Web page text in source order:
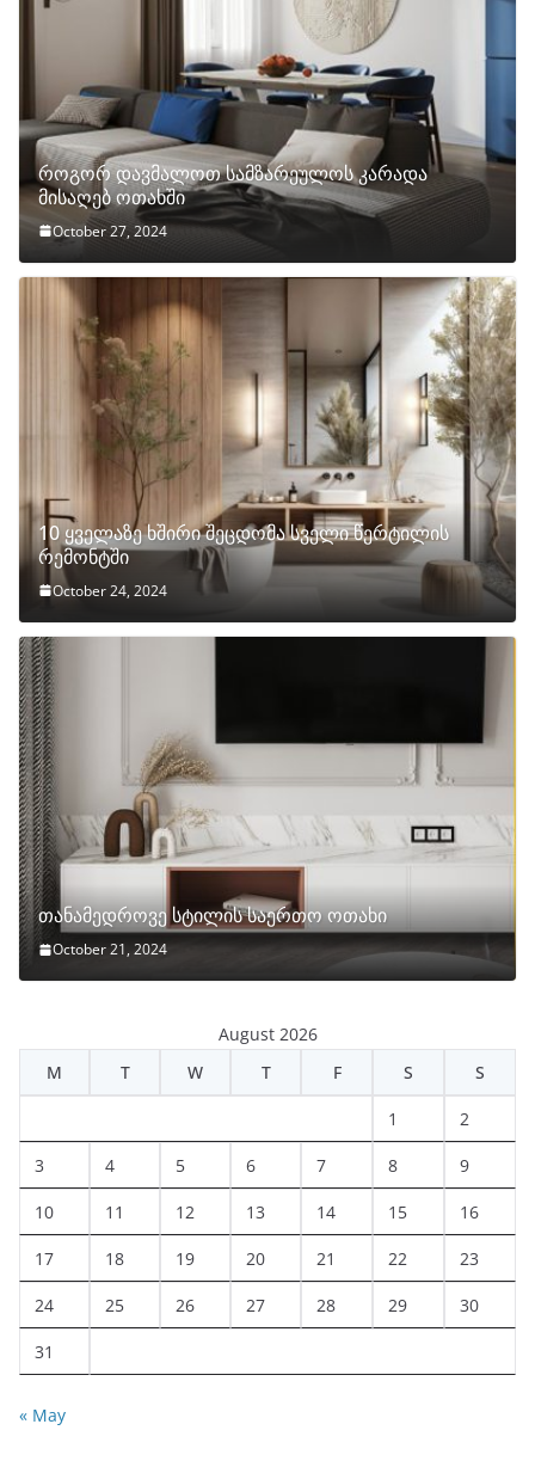
როგორ დავმალოთ სამზარეულოს კარადა
მისაღებ ოთახში
October 27, 2024
10 ყველაზე ხშირი შეცდომა სველი წერტილის
რემონტში
October 24, 2024
თანამედროვე სტილის საერთო ოთახი
October 21, 2024
August 2026
M
T W T F S S
1 2
3 4 5 6 7 8 9
10 11 12 13 14 15 16
17 18 19 20 21 22 23
24 25 26 27 28 29 30
31
« May